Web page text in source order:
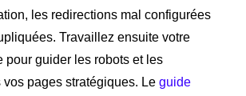
les redirections mal configurées
Travaillez ensuite votre
pour guider les robots et les
vos pages stratégiques. Le guide